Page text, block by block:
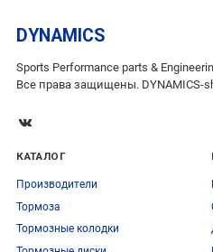
DYNAMICS
Sports Performance parts &
Все права защищены. DYNAMICS-
КАТАЛОГ
Производители
Тормоза
Тормозные колодки